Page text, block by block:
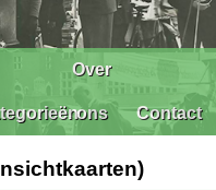
Over
ons Contact